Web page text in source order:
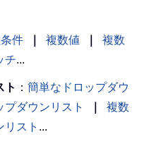
件 複数値
複数
チ...
ト ： 簡単なドロップダウ
プダウンリスト
複数
リスト ...